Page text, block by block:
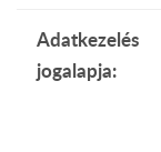
Adatkezelés
jogalapja: